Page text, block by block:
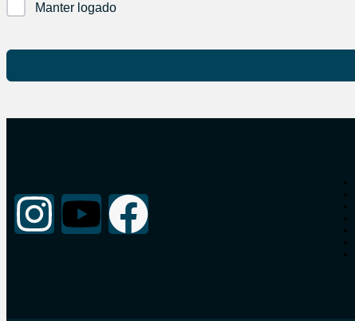
Manter logado